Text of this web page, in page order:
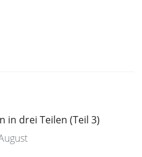
in drei Teilen (Teil 3)